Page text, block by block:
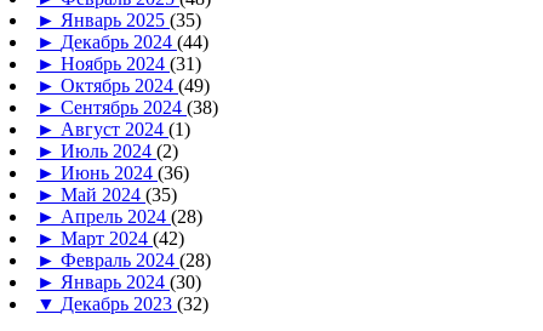
► Январь 2025 (35)
► Декабрь 2024 (44)
► Ноябрь 2024 (31)
► Октябрь 2024 (49)
► Сентябрь 2024 (38)
► Август 2024 (1)
► Июль 2024 (2)
► Июнь 2024 (36)
► Май 2024 (35)
► Апрель 2024 (28)
► Март 2024 (42)
► Февраль 2024 (28)
► Январь 2024 (30)
▼ Декабрь 2023 (32)